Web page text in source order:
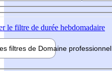
le filtre de durée hebdomadaire
filtres de Domaine professionnel